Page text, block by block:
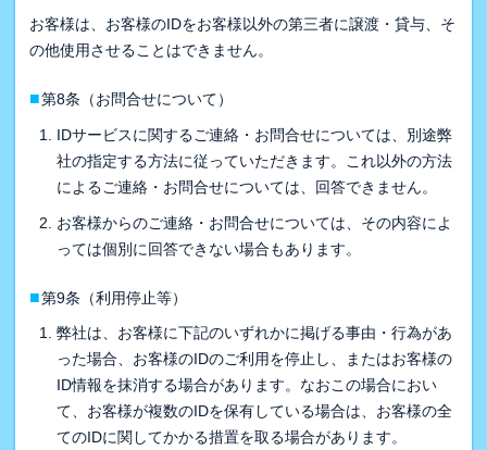
お客様は、お客様のIDをお客様以外の第三者に譲渡・貸与、そ
の他使用させることはできません。
■第8条（お問合せについて）
IDサービスに関するご連絡・お問合せについては、別途弊
社の指定する方法に従っていただきます。これ以外の方法
によるご連絡・お問合せについては、回答できません。
お客様からのご連絡・お問合せについては、その内容によ
っては個別に回答できない場合もあります。
■第9条（利用停止等）
弊社は、お客様に下記のいずれかに掲げる事由・行為があ
った場合、お客様のIDのご利用を停止し、またはお客様の
ID情報を抹消する場合があります。なおこの場合におい
て、お客様が複数のIDを保有している場合は、お客様の全
てのIDに関してかかる措置を取る場合があります。